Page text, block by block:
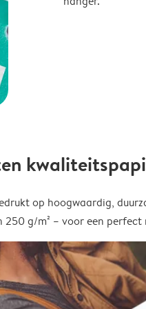
op hoogwaardig,
g/m² – voor een perfect